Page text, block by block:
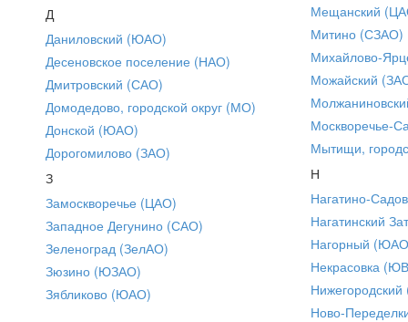
Д
Даниловский (ЮАО)
Десеновское поселение (НАО)
Дмитровский (САО)
Домодедово, городской округ (МО)
Донской (ЮАО)
Дорогомилово (ЗАО)
З
Замоскворечье (ЦАО)
Западное Дегунино (САО)
Зеленоград (ЗелАО)
Зюзино (ЮЗАО)
Зябликово (ЮАО)
Мещанский
Митино (СЗАО)
Михайлово-
Можайский
Москворечье-
Мытищи,
Н
Нагатино-
Нагатинский
Нагорный
Некрасовка
Ново-